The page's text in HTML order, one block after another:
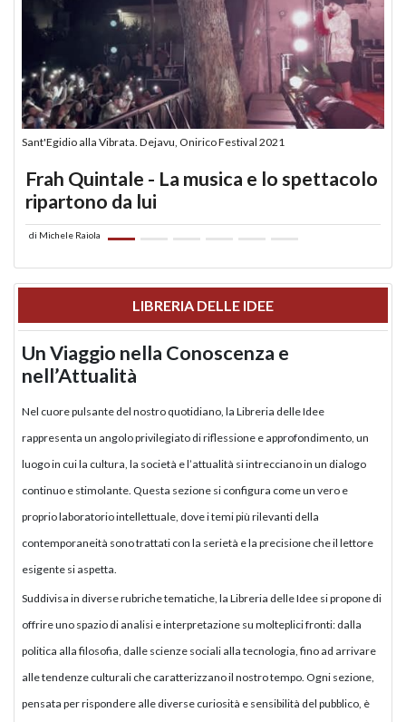
Sant'Egidio alla Vibrata. Dejavu, Onirico Festival 2021
Frah Quintale - La musica e lo spettacolo
ripartono da lui
di Michele Raiola
LIBRERIA DELLE IDEE
Un Viaggio nella Conoscenza e
nell’Attualità
Nel cuore pulsante del nostro quotidiano, la Libreria delle Idee
rappresenta un angolo privilegiato di riflessione e approfondimento, un
luogo in cui la cultura, la società e l’attualità si intrecciano in un dialogo
continuo e stimolante. Questa sezione si configura come un vero e
proprio laboratorio intellettuale, dove i temi più rilevanti della
contemporaneità sono trattati con la serietà e la precisione che il lettore
esigente si aspetta.
Suddivisa in diverse rubriche tematiche, la Libreria delle Idee si propone di
offrire uno spazio di analisi e interpretazione su molteplici fronti: dalla
politica alla filosofia, dalle scienze sociali alla tecnologia, fino ad arrivare
alle tendenze culturali che caratterizzano il nostro tempo. Ogni sezione,
pensata per rispondere alle diverse curiosità e sensibilità del pubblico, è